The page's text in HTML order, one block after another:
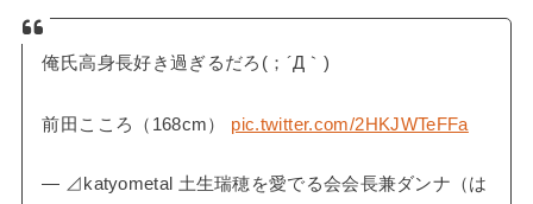
俺氏高身長好き過ぎるだろ(；´Д｀)
前田こころ（168cm） pic.twitter.com/2HKJWTeFFa
— ⊿katyometal 土生瑞穂を愛でる会会長兼ダンナ（は